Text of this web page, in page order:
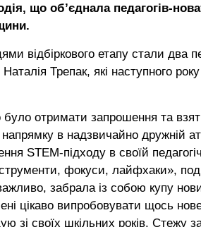
що об’єднала педагогів-
відбіркового етапу стали два
Трепак, які наступного
отримати запрошення та
напрямку в надзвичайно дружній
STEM-підходу в своїй
фокуси, лайфхаки»,
забрала із собою купу
цікаво випробовувати щось
зі своїх шкільних років. Стежу